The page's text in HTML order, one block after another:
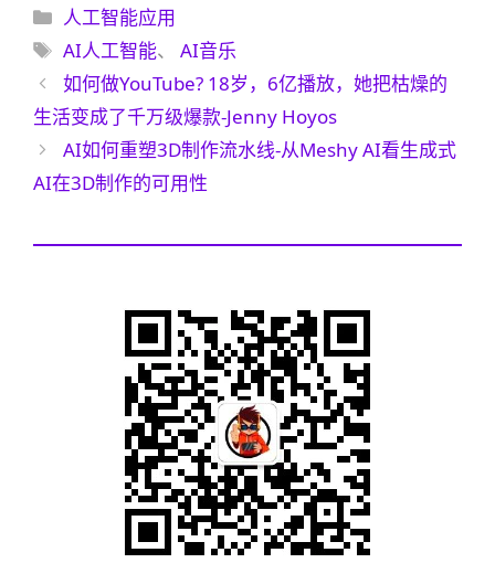
分
类
人工智能应用
标
签
AI人工智能、AI音乐
如何做YouTube? 18岁，6亿播放，她把枯燥的
生活变成了千万级爆款-Jenny Hoyos
AI如何重塑3D制作流水线-从Meshy AI看生成式
AI在3D制作的可用性